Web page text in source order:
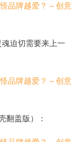
迫切需要来上一
翻盖版）：